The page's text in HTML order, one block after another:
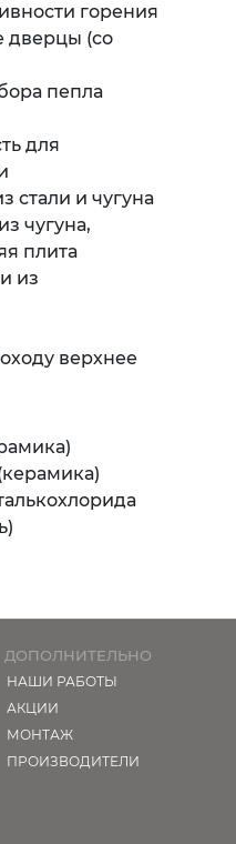
горения
дверцы (со
пепла
для
стали и чугуна
чугуна,
плита
из
верхнее
ДОПОЛНИТЕЛЬНО
НАШИ РАБОТЫ
АКЦИИ
МОНТАЖ
ПРОИЗВОДИТЕЛИ